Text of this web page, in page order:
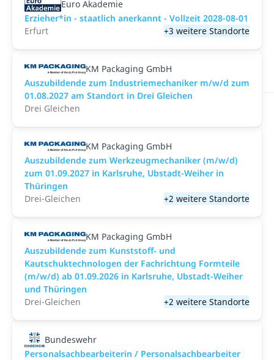
Euro Akademie
Erzieher*in - staatlich anerkannt - Vollzeit 2028-08-01
Erfurt
+3 weitere Standorte
KM Packaging GmbH
Auszubildende zum Industriemechaniker m/w/d zum
01.08.2027 am Standort in Drei Gleichen
Drei Gleichen
KM Packaging GmbH
Auszubildende zum Werkzeugmechaniker (m/w/d)
zum 01.09.2027 in Karlsruhe, Ubstadt-Weiher in
Thüringen
Drei-Gleichen
+2 weitere Standorte
KM Packaging GmbH
Auszubildende zum Kunststoff- und
Kautschuktechnologen der Fachrichtung Formteile
(m/w/d) ab 01.09.2026 in Karlsruhe, Ubstadt-Weiher
und Thüringen
Drei-Gleichen
+2 weitere Standorte
Bundeswehr
Personalsachbearbeiterin / Personalsachbearbeiter